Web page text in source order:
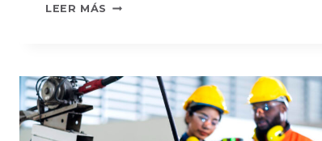
LEER MÁS COBOTS
BEBIDAS:
EMPAQUE
HIGIÉNICO